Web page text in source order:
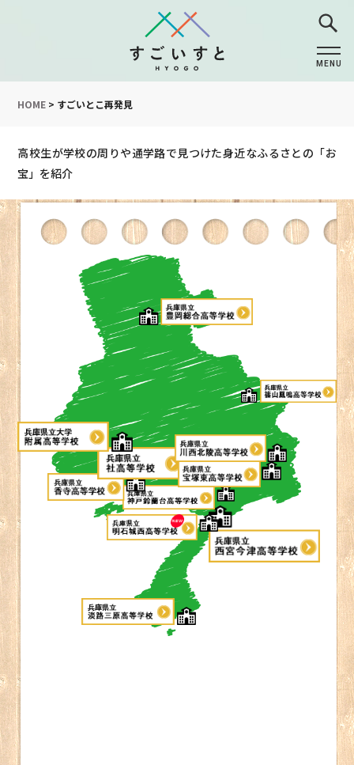
HOME > すごいとこ再発見
高校生が学校の周りや通学路で見つけた身近なふるさとの「お
宝」を紹介
MENU